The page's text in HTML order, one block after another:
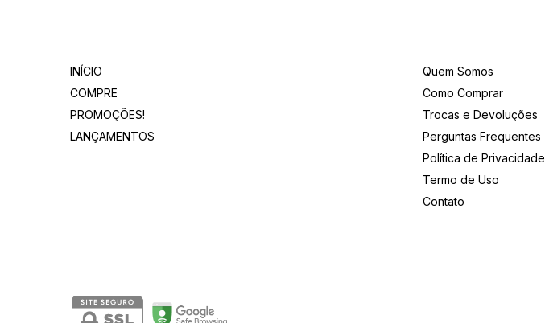
INÍCIO
COMPRE
PROMOÇÕES!
LANÇAMENTOS
Quem Somos
Como Comprar
Trocas e Devoluções
Perguntas Frequentes
Política de Privacidade
Termo de Uso
Contato